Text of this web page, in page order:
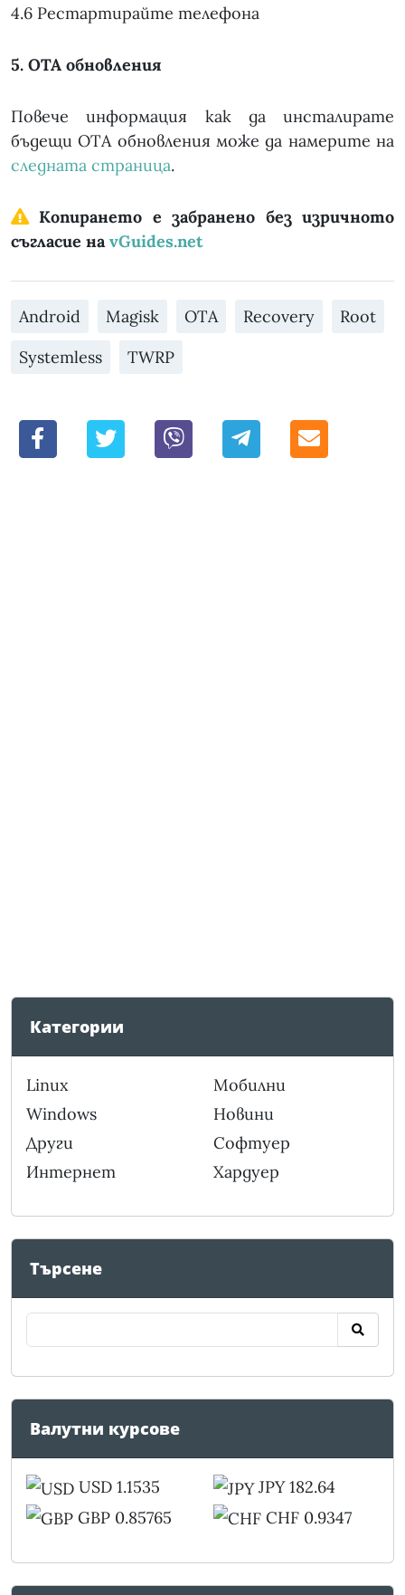
4.6 Рестартирайте телефона
5. OTA обновления
Повече информация как да инсталирате
бъдещи OTA обновления може да намерите на
следната страница.
Копирането е забранено без изричното
съгласие наvGuides.net
Android Magisk OTA Recovery
Root
Systemless
TWRP
Категории
Linux
Windows
Други
Интернет
Мобилни
Новини
Софтуер
Хардуер
Търсене
Валутни курсове
USD 1.1535
GBP 0.85765
JPY 182.64
CHF 0.9347